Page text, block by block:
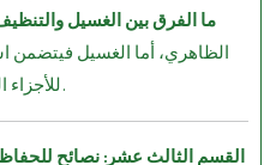
ما الفرق بين الغسيل
الظاهري، أما الغسيل فيتضمن
للأجزاء الداخلية.
القسم الثالث عشر: نصائح